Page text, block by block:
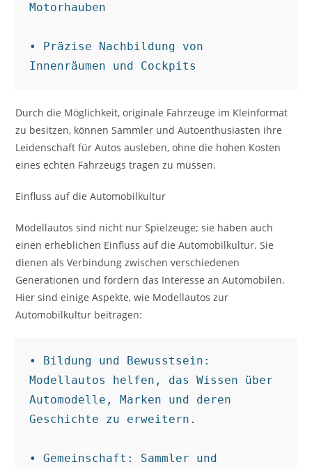
Motorhauben
• Präzise Nachbildung von
Innenräumen und Cockpits
Durch die Möglichkeit, originale Fahrzeuge im Kleinformat
zu besitzen, können Sammler und Autoenthusiasten ihre
Leidenschaft für Autos ausleben, ohne die hohen Kosten
eines echten Fahrzeugs tragen zu müssen.
Einfluss auf die Automobilkultur
Modellautos sind nicht nur Spielzeuge; sie haben auch
einen erheblichen Einfluss auf die Automobilkultur. Sie
dienen als Verbindung zwischen verschiedenen
Generationen und fördern das Interesse an Automobilen.
Hier sind einige Aspekte, wie Modellautos zur
Automobilkultur beitragen:
• Bildung und Bewusstsein:
Modellautos helfen, das Wissen über
Automodelle, Marken und deren
Geschichte zu erweitern.
• Gemeinschaft: Sammler und